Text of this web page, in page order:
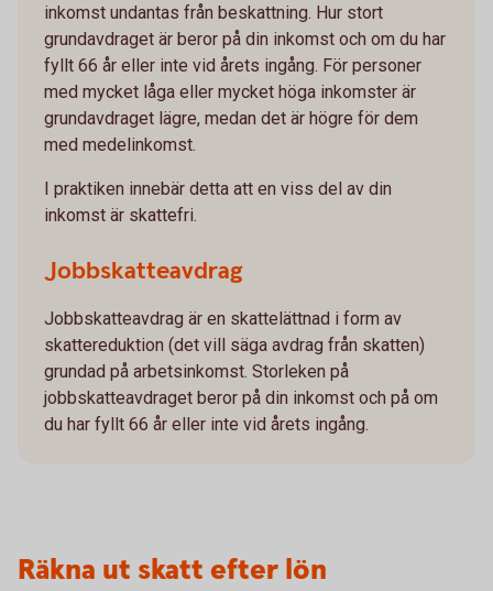
inkomst undantas från beskattning. Hur stort
grundavdraget är beror på din inkomst och om du har
fyllt 66 år eller inte vid årets ingång. För personer
med mycket låga eller mycket höga inkomster är
grundavdraget lägre, medan det är högre för dem
med medelinkomst.
I praktiken innebär detta att en viss del av din
inkomst är skattefri.
Jobbskatteavdrag
Jobbskatteavdrag är en skattelättnad i form av
skattereduktion (det vill säga avdrag från skatten)
grundad på arbetsinkomst. Storleken på
jobbskatteavdraget beror på din inkomst och på om
du har fyllt 66 år eller inte vid årets ingång.
Räkna ut skatt efter lön